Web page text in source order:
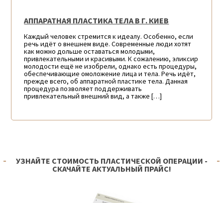
АППАРАТНАЯ ПЛАСТИКА ТЕЛА В Г. КИЕВ
Каждый человек стремится к идеалу. Особенно, если
речь идёт о внешнем виде. Современные люди хотят
как можно дольше оставаться молодыми,
привлекательными и красивыми. К сожалению, эликсир
молодости ещё не изобрели, однако есть процедуры,
обеспечивающие омоложение лица и тела. Речь идёт,
прежде всего, об аппаратной пластике тела. Данная
процедура позволяет поддерживать
привлекательный внешний вид, а также […]
УЗНАЙТЕ СТОИМОСТЬ ПЛАСТИЧЕСКОЙ ОПЕРАЦИИ -
СКАЧАЙТЕ АКТУАЛЬНЫЙ ПРАЙС!